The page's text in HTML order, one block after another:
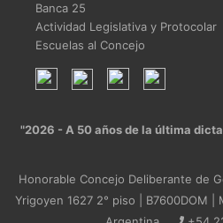
Banca 25
Actividad Legislativa y Protocolar
Escuelas al Concejo
"2026 - A 50 años de la última
Honorable Concejo Deliberante de
Yrigoyen 1627 2° piso | B7600DOM |